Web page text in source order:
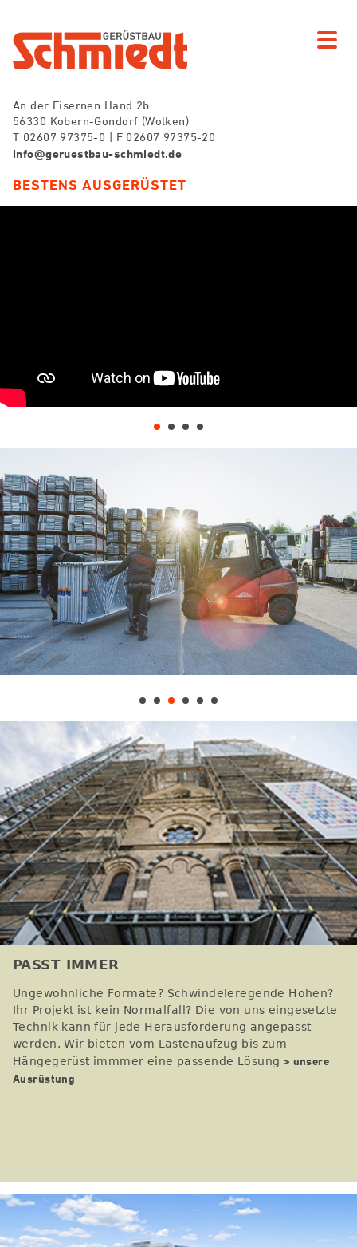
An der Eisernen Hand 2b
56330 Kobern-Gondorf (Wolken)
T 02607 97375-0 | F 02607 97375-20
info@geruestbau-schmiedt.de
BESTENS AUSGERÜSTET
PASST IMMER
Ungewöhnliche Formate? Schwindeleregende Höhen?
Ihr Projekt ist kein Normalfall? Die von uns eingesetzte
Technik kann für jede Herausforderung angepasst
werden. Wir bieten vom Lastenaufzug bis zum
Hängegerüst immmer eine passende Lösung > unsere
Ausrüstung